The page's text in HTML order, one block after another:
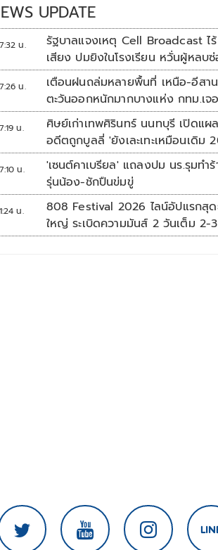
UPDATE
น.
รัฐบาลแจงเหตุ Cell Broadcast ไร้
เสียง ปมยิงในโรงเรียน หวั่นผู้หลบ
ตกเป็นเป้า
น.
เตือนฝนถล่มหลายพื้นที่ เหนือ-อีสา
ตะวันออกหนักมากบางแห่ง กทม.เจ
70%
น.
ศิษย์เก่าเทพศิรินทร์ นนทบุรี เปิดแผล
อดีตถูกบูลลี่ 'ยังเละเทะเหมือนเดิม
ปีไม่เคยเปลี่ยน'
น.
'เซนต์คาเบรียล' แถลงปม นร.รุมทำร้
รุ่นน้อง-ชักปืนข่มขู่
น.
808 Festival 2026 ไลน์อัปแรกสุ
ใหญ่ ระเบิดความมันส์ 2 วันเต็ม 2-3
ต.ค.นี้